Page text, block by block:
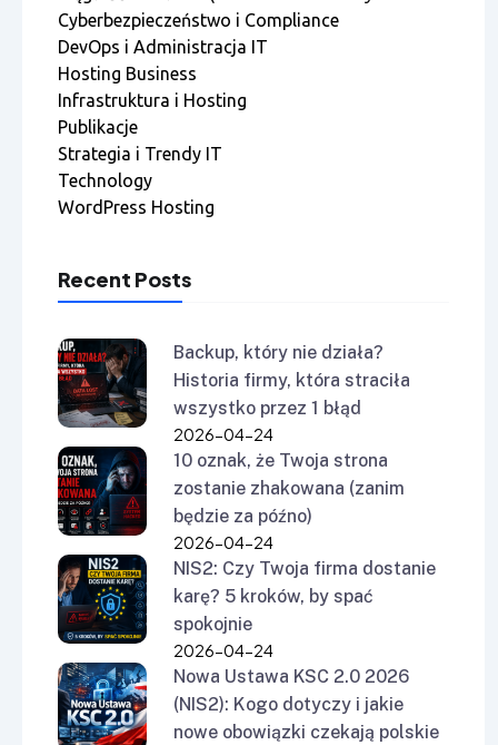
Cyberbezpieczeństwo i Compliance
DevOps i Administracja IT
Hosting Business
Infrastruktura i Hosting
Publikacje
Strategia i Trendy IT
Technology
WordPress Hosting
Recent Posts
Backup, który nie działa?
Historia firmy, która straciła
wszystko przez 1 błąd
2026-04-24
10 oznak, że Twoja strona
zostanie zhakowana (zanim
będzie za późno)
2026-04-24
NIS2: Czy Twoja firma dostanie
karę? 5 kroków, by spać
spokojnie
2026-04-24
Nowa Ustawa KSC 2.0 2026
(NIS2): Kogo dotyczy i jakie
nowe obowiązki czekają polskie